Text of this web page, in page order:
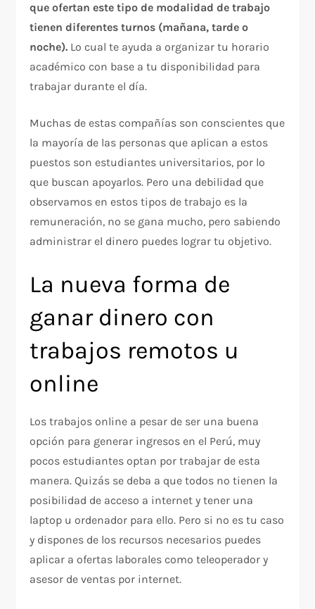
que ofertan este tipo de modalidad de trabajo
tienen diferentes turnos (mañana, tarde o
noche). Lo cual te ayuda a organizar tu horario
académico con base a tu disponibilidad para
trabajar durante el día.
Muchas de estas compañías son conscientes que
la mayoría de las personas que aplican a estos
puestos son estudiantes universitarios, por lo
que buscan apoyarlos. Pero una debilidad que
observamos en estos tipos de trabajo es la
remuneración, no se gana mucho, pero sabiendo
administrar el dinero puedes lograr tu objetivo.
La nueva forma de
ganar dinero con
trabajos remotos u
online
Los trabajos online a pesar de ser una buena
opción para generar ingresos en el Perú, muy
pocos estudiantes optan por trabajar de esta
manera. Quizás se deba a que todos no tienen la
posibilidad de acceso a internet y tener una
laptop u ordenador para ello. Pero si no es tu caso
y dispones de los recursos necesarios puedes
aplicar a ofertas laborales como teleoperador y
asesor de ventas por internet.